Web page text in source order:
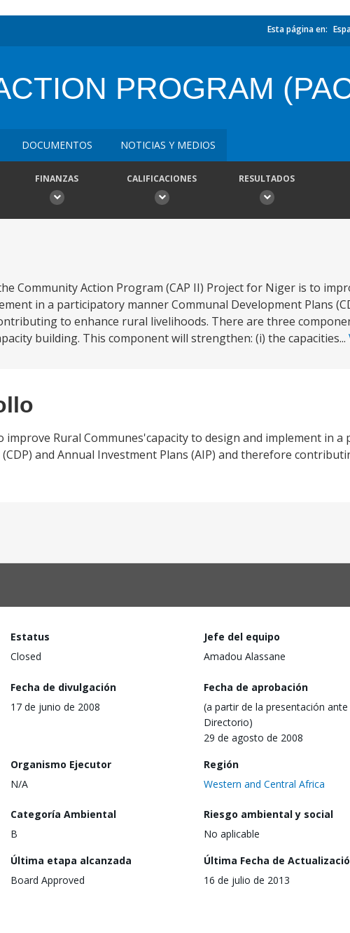
Esta página en:
PROGRAM
DOCUMENTOS NOTICIAS Y MEDIOS
FINANZAS CALIFICACIONES RESULTADOS
Community Action Program (CAP II) Project for Niger is to
in a participatory manner Communal Development Plans
to enhance rural livelihoods. There are three
building. This component will strengthen: (i) the capacities...
Rural Communes'capacity to design and implement in a
and Annual Investment Plans (AIP) and therefore
Estatus
Closed
Jefe del equipo
Amadou Alassane
Fecha de divulgación
17 de junio de 2008
Fecha de aprobación
(a partir de la presentación ante
Directorio)
29 de agosto de 2008
Organismo Ejecutor
N/A
Región
Western and Central Africa
Categoría Ambiental
B
Riesgo ambiental y social
No aplicable
Última etapa alcanzada
Board Approved
Última Fecha de
16 de julio de 2013